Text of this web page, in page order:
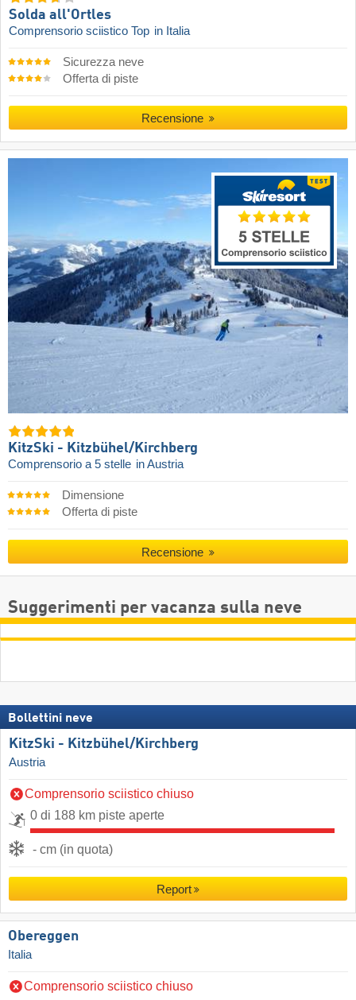
Solda all'Ortles
Comprensorio sciistico Top in Italia
Sicurezza neve
Offerta di piste
Recensione
KitzSki - Kitzbühel/​Kirchberg
Comprensorio a 5 stelle in Austria
Dimensione
Offerta di piste
Recensione
Suggerimenti per vacanza sulla neve
Bollettini neve
KitzSki - Kitzbühel/​Kirchberg
Austria
Comprensorio sciistico chiuso
0 di 188 km piste aperte
- cm (in quota)
Report
Obereggen
Italia
Comprensorio sciistico chiuso